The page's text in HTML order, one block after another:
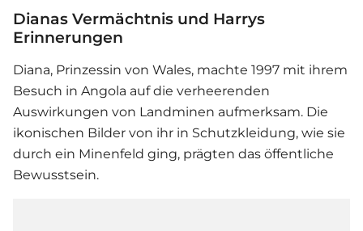
Dianas Vermächtnis und Harrys
Erinnerungen
Diana, Prinzessin von Wales, machte 1997 mit ihrem
Besuch in Angola auf die verheerenden
Auswirkungen von Landminen aufmerksam. Die
ikonischen Bilder von ihr in Schutzkleidung, wie sie
durch ein Minenfeld ging, prägten das öffentliche
Bewusstsein.